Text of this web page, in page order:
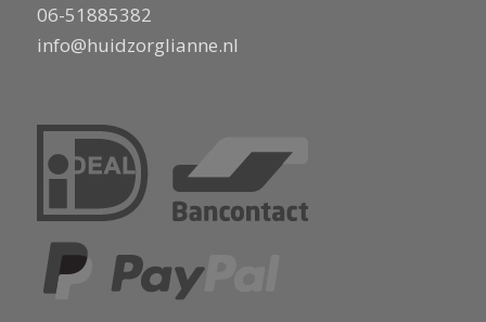
06-51885382
info@huidzorglianne.nl